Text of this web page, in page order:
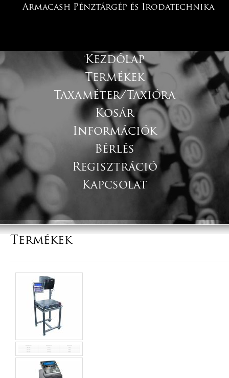
Armacash Pénztárgép és Irodatechnika
Kezdőlap
Termékek
Taxaméter/Taxióra
Kosár
Információk
Bérlés
Regisztráció
Kapcsolat
Termékek